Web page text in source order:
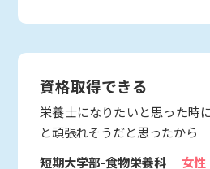
資格取得できる
栄養士になりたいと思った時
と頑張れそうだと思ったから
短期大学部-食物栄養科
女性